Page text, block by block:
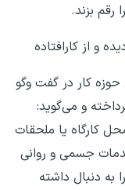
بزند.
و از کارافتاده
حوزه کار در گفت وگو
و می‌گوید:
کارگاه یا ملحقات
جسمی و روانی
به دنبال داشته